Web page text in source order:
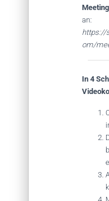
an:
https://
om/
In 4